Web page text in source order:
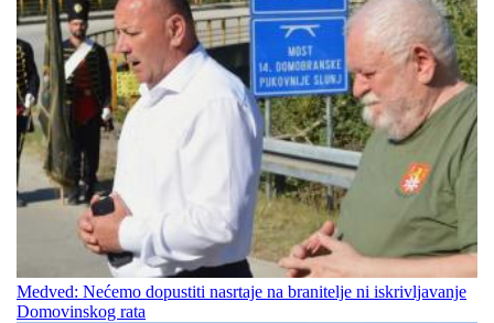
Medved: Nećemo dopustiti nasrtaje na branitelje ni iskrivljavanje
Domovinskog rata